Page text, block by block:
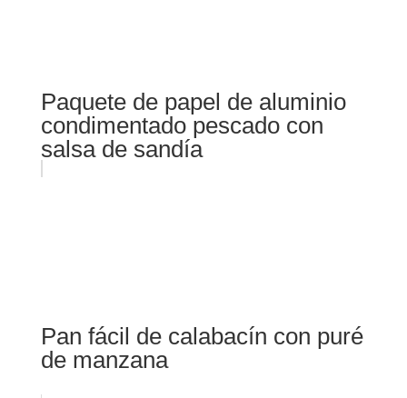
Paquete de papel de aluminio
condimentado pescado con
salsa de sandía
Pan fácil de calabacín con puré
de manzana